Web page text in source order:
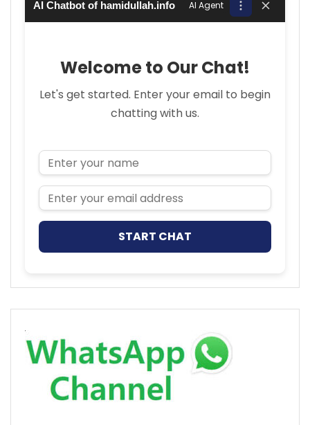
AI Chatbot of hamidullah.info AI Agent
Welcome to Our Chat!
Let's get started. Enter your email to begin
chatting with us.
Name
Email Address
START CHAT